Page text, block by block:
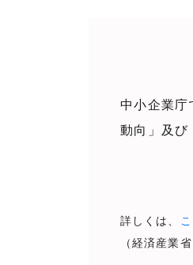
中小企業庁
動向」及び
詳しくは、
（経済産業